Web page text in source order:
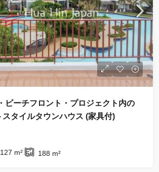
ビーチフロント・プロジェクト内の
タイルタウンハウス (家具付)
127 m² 188 m²